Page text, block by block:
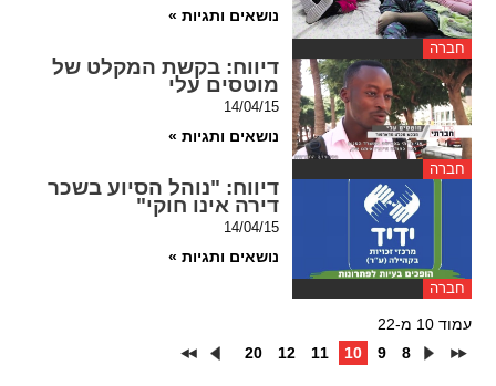
חברה
נושאים ותגיות »
חברה
דיווח : בקשת המקלט של
מוטסים עלי
14/04/15
נושאים ותגיות »
חברה
דיווח : "נוהל הסיוע בשכר
דירה אינו חוקי"
14/04/15
נושאים ותגיות »
עמוד 10 מ-22
8
9
10
11
12
20